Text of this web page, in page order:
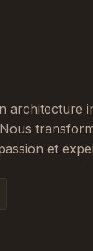
architecture
et